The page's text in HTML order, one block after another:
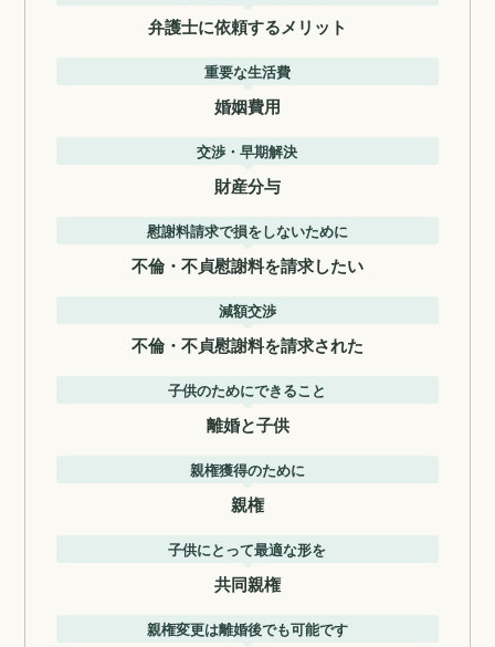
弁護士に依頼するメリット
重要な生活費
婚姻費用
交渉・早期解決
財産分与
慰謝料請求で損をしないために
不倫・不貞慰謝料を請求したい
減額交渉
不倫・不貞慰謝料を請求された
子供のためにできること
離婚と子供
親権獲得のために
親権
子供にとって最適な形を
共同親権
親権変更は離婚後でも可能です